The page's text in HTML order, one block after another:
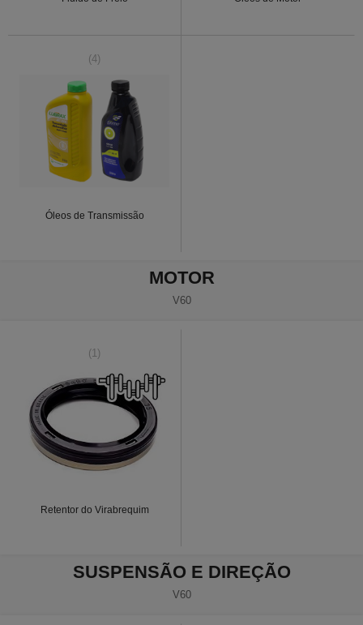
(4)
Óleos de Transmissão
MOTOR
V60
(1)
Retentor do Virabrequim
SUSPENSÃO E DIREÇÃO
V60